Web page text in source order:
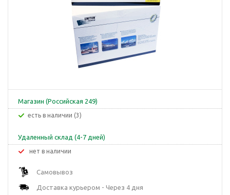
Магазин (Российская 249)
Есть в наличии (3)
Удаленный склад (4-7 дней)
Нет в наличии
Самовывоз
Доставка курьером - Через 4 дня